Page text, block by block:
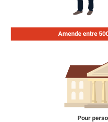
Pour
Amende entre